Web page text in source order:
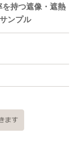
を持つ遮像・遮熱
ンプル